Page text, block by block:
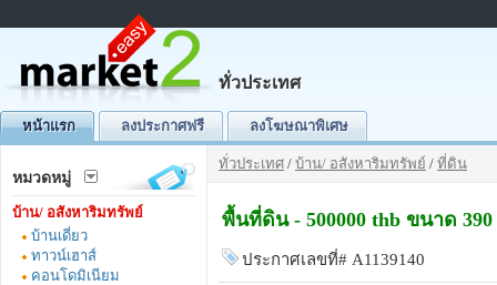
ทั่วประเทศ
หน้าแรก ลงประกาศฟรี ลงโฆษณาพิเศษ
หมวดหมู่
บ้าน/ อสังหาริมทรัพย์
บ้านเดี่ยว
ทาวน์เฮาส์
คอนโดมิเนียม
ทั่วประเทศ / บ้าน/ อสังหาริมทรัพย์ / ที่ดิน
พื้นที่ดิน - 500000 thb ขนาด
ประกาศเลขที่# A1139140